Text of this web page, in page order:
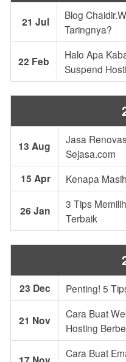
21 Jul
Blog
Taringnya?
22 Feb
Halo Apa
Suspend
13 Aug
Jasa
Sejasa.com
15 Apr Kenapa
26 Jan
3 Tips
Terbaik
23 Dec Penting! 5
21 Nov
Cara Buat
Hosting
Cara Buat